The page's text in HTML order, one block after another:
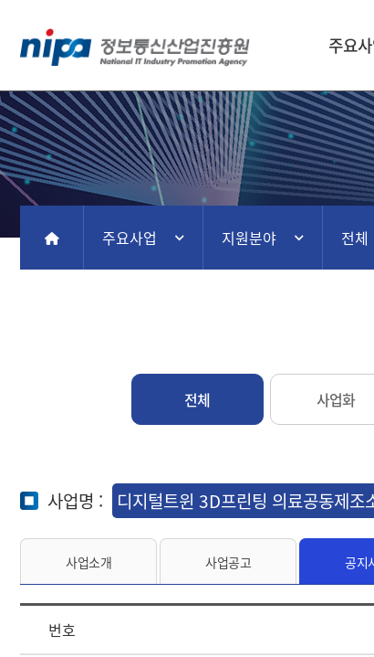
주요
홈 주요사업 지원분야 전체
전체 사업화
사업명 : 디지털트윈 3D프린팅 의료공동제조
사업소개 사업공고 공지
번호